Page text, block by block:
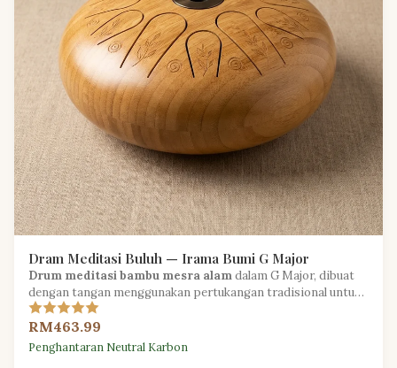
Dram Meditasi Buluh — Irama Bumi G Major
Drum meditasi bambu mesra alamdalam G Major, dibuat
dengan tangan menggunakan pertukangan tradisional untuk
resonans yang hangat dan organik.
RM463.99
Penghantaran Neutral Karbon